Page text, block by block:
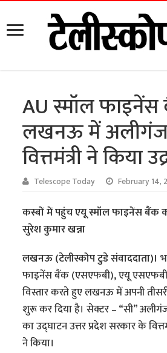
AU स्मॉल
लखनऊ में अलीगंज
वित्तमंत्री ने किया
Telescope Today February 14,
कस्बों में पहुंच एयू स्मॉल फाइनेंस बैंक
सुरेश कुमार खन्ना
लखनऊ (टेलीस्कोप टुडे संवाददाता)।
फाइनेंस बैंक (एसएफबी), एयू
विस्तार करते हुए लखनऊ में अपनी
शुरू कर दिया है। सेक्टर – “सी”
का उद्घाटन उत्तर प्रदेश सरकार के
ने किया।